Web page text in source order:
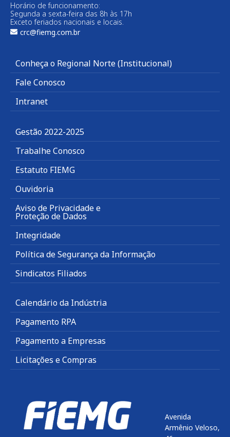
Horário de funcionamento:
Segunda a sexta-feira das 8h às 17h
Exceto feriados nacionais e locais.
crc@fiemg.com.br
Conheça o Regional Norte (Institucional)
Fale Conosco
Intranet
Gestão 2022-2025
Trabalhe Conosco
Estatuto FIEMG
Ouvidoria
Aviso de Privacidade e
Proteção de Dados
Integridade
Política de Segurança da Informação
Sindicatos Filiados
Calendário da Indústria
Pagamento RPA
Pagamento a Empresas
Licitações e Compras
Avenida
Armênio Veloso,